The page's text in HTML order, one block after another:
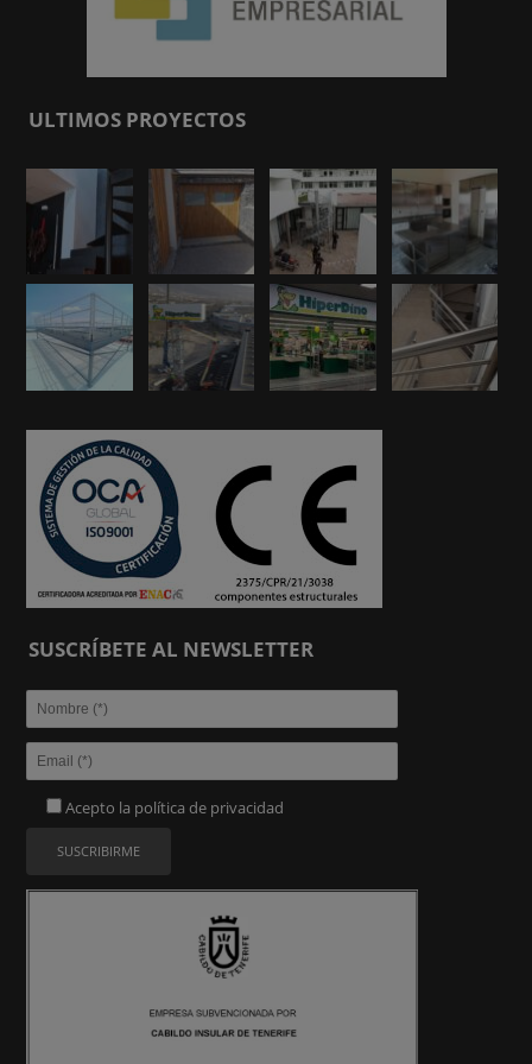
ULTIMOS PROYECTOS
SUSCRÍBETE AL NEWSLETTER
Acepto la política de privacidad